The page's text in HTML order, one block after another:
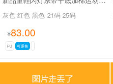
灰色 红色 黑色 21码-25码
¥83.00
PU 可退换